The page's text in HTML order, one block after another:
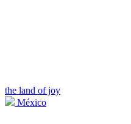
the land of joy
México